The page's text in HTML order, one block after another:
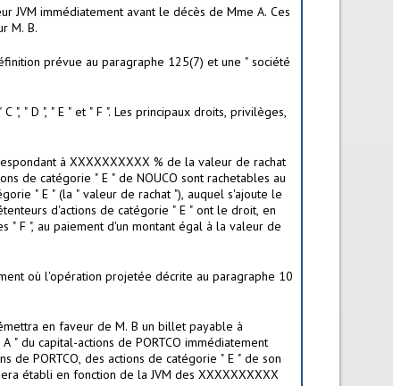
JVM immédiatement avant le décès de Mme A. Ces
M. B.
prévue au paragraphe 125(7) et une " société
", " D ", " E " et " F ". Les principaux droits, privilèges,
à XXXXXXXXXX % de la valeur de rachat
de catégorie " E " de NOUCO sont rachetables au
" E " (la " valeur de rachat "), auquel s'ajoute le
d'actions de catégorie " E " ont le droit, en
" F ", au paiement d'un montant égal à la valeur de
où l'opération projetée décrite au paragraphe 10
en faveur de M. B un billet payable à
" du capital-actions de PORTCO immédiatement
de PORTCO, des actions de catégorie " E " de son
établi en fonction de la JVM des XXXXXXXXXX